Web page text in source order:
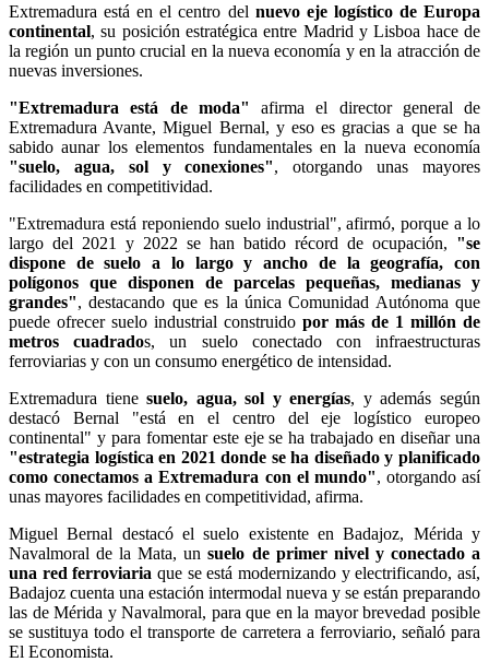
Extremadura está en el centro del nuevo eje logístico de Europa
continental, su posición estratégica entre Madrid y Lisboa hace de
la región un punto crucial en la nueva economía y en la atracción de
nuevas inversiones.
"Extremadura está de moda"
afirma el director general de
Extremadura Avante, Miguel Bernal, y eso es gracias a que se ha
sabido aunar los elementos fundamentales en la nueva economía
"suelo, agua, sol y conexiones", otorgando unas mayores
facilidades en competitividad.
"Extremadura está reponiendo suelo industrial", afirmó, porque a lo
largo del 2021 y 2022 se han batido récord de ocupación, "se
dispone de suelo a lo largo y ancho de la geografía, con
polígonos que disponen de parcelas pequeñas, medianas y
grandes", destacando que es la única Comunidad Autónoma que
puede ofrecer suelo industrial construido por más de 1 millón de
metros cuadrados, un suelo conectado con infraestructuras
ferroviarias y con un consumo energético de intensidad.
Extremadura tienesuelo, agua, sol y energías, y además según
destacó Bernal "está en el centro del eje logístico europeo
continental" y para fomentar este eje se ha trabajado en diseñar una
"estrategia logística en 2021 donde se ha diseñado y planificado
como conectamos a Extremadura con el mundo", otorgando así
unas mayores facilidades en competitividad, afirma.
Miguel Bernal destacó el suelo existente en Badajoz, Mérida y
Navalmoral de la Mata, unsuelo de primer nivel y conectado a
una red ferroviaria que se está modernizando y electrificando, así,
Badajoz cuenta una estación intermodal nueva y se están preparando
las de Mérida y Navalmoral, para que en la mayor brevedad posible
se sustituya todo el transporte de carretera a ferroviario, señaló para
El Economista.